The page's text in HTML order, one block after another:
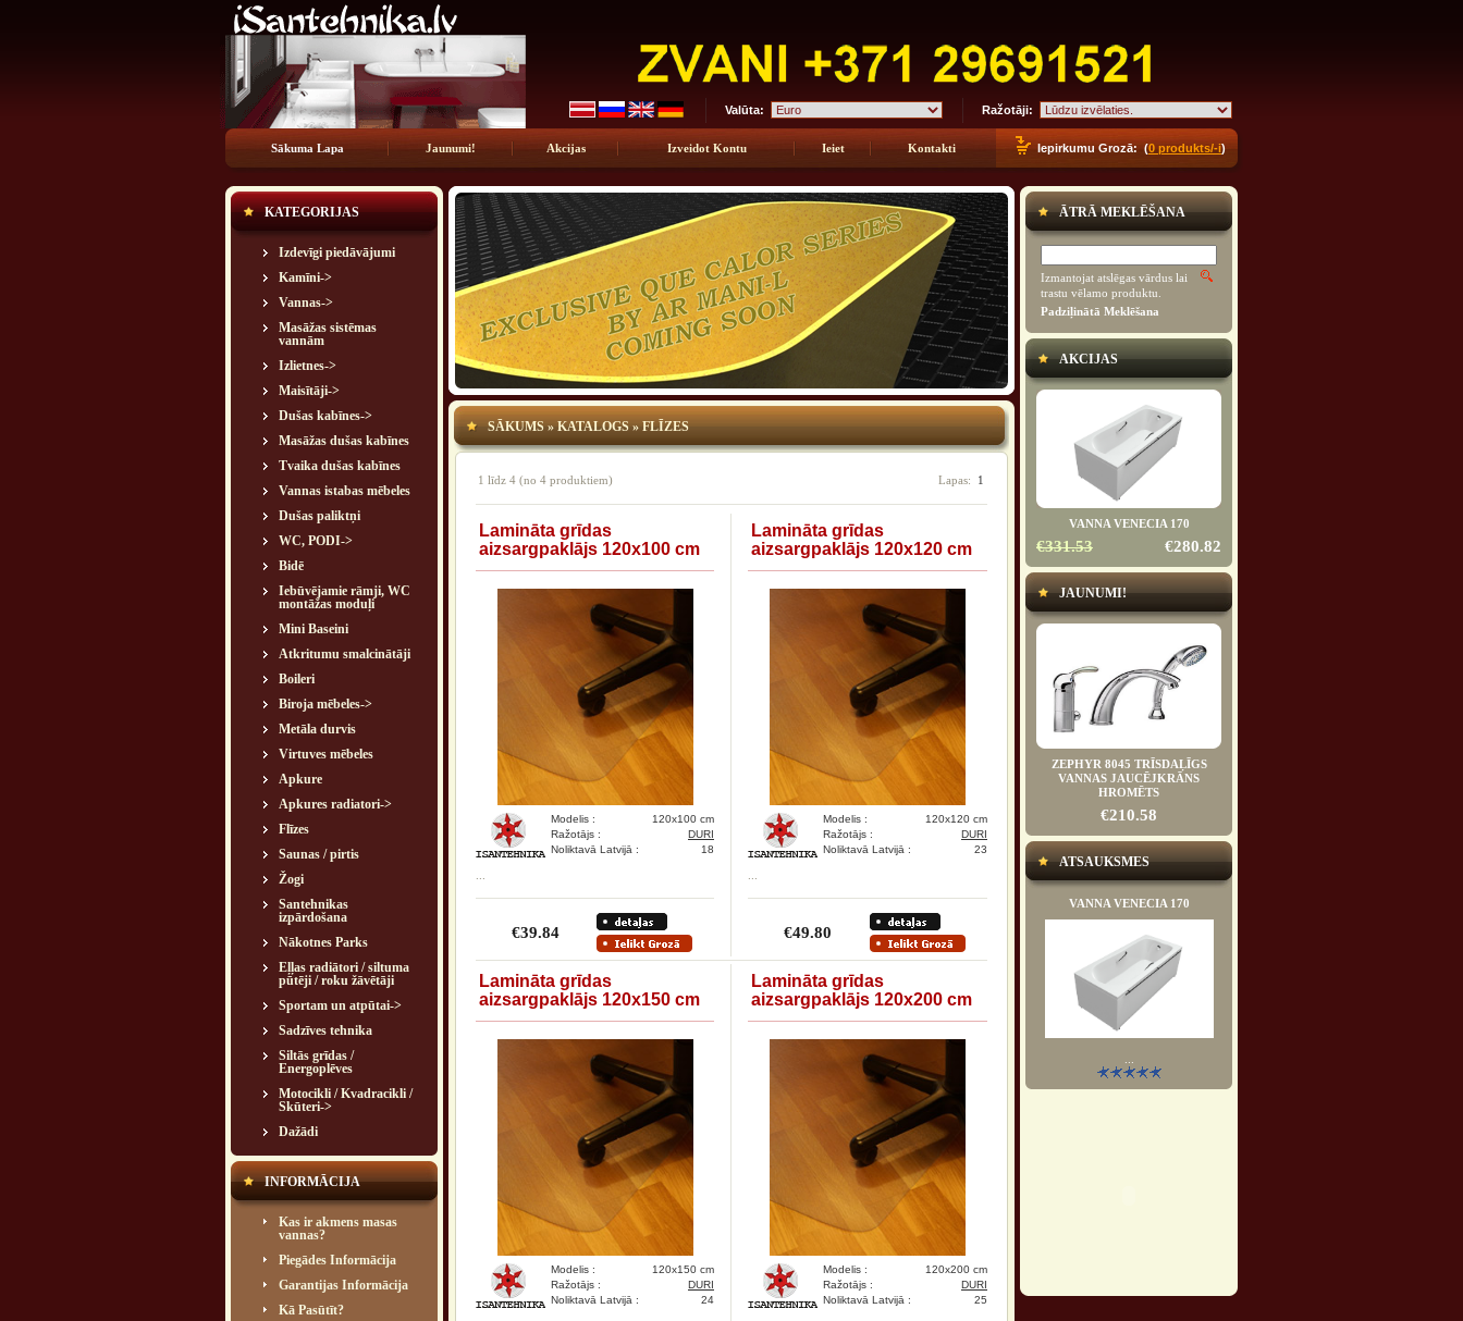
Valūta: Ražotāji:
Sākuma Lapa Jaunumi! Akcijas Izveidot Kontu Ieiet Kontakti Iepirkumu Grozā: (0 produkts/-i)
KATEGORIJAS
Izdevīgi piedāvājumi
Kamīni->
Vannas->
Masāžas sistēmas
vannām
Izlietnes->
Maisītāji->
Dušas kabīnes->
Masāžas dušas kabīnes
Tvaika dušas kabīnes
Vannas istabas mēbeles
Dušas paliktņi
WC, PODI->
Bidē
Iebūvējamie rāmji, WC
montāžas moduļi
Mini Baseini
Atkritumu smalcinātāji
Boileri
Biroja mēbeles->
Metāla durvis
Virtuves mēbeles
Apkure
Apkures radiatori->
Flīzes
Saunas / pirtis
Žogi
Santehnikas
izpārdošana
Nākotnes Parks
Eļļas radiātori / siltuma
pūtēji / roku žāvētāji
Sportam un atpūtai->
Sadzīves tehnika
Siltās grīdas /
Energoplēves
Motocikli / Kvadracikli /
Skūteri->
Dažādi
INFORMĀCIJA
Kas ir akmens masas
vannas?
Piegādes Informācija
Garantijas Informācija
Kā Pasūtīt?
SĀKUMS»KATALOGS»FLĪZES
1 līdz 4 (no 4 produktiem) Lapas: 1
Lamināta grīdas
aizsargpaklājs 120x100 cm
Modelis :
120x100 cm
Ražotājs :
DURI
Noliktavā Latvijā :
18
€39.84
Lamināta grīdas
aizsargpaklājs 120x120 cm
Modelis :
120x120 cm
Ražotājs :
DURI
Noliktavā Latvijā :
23
€49.80
Lamināta grīdas
aizsargpaklājs 120x150 cm
Modelis :
120x150 cm
Ražotājs :
DURI
Noliktavā Latvijā :
24
Lamināta grīdas
aizsargpaklājs 120x200 cm
Modelis :
120x200 cm
Ražotājs :
DURI
Noliktavā Latvijā :
25
ĀTRĀ MEKLĒŠANA
Izmantojat atslēgas vārdus lai
trastu vēlamo produktu.
Padziļinātā Meklēšana
AKCIJAS
VANNA VENECIA 170
€331.53 €280.82
JAUNUMI!
ZEPHYR 8045 TRĪSDAĻĪGS
VANNAS JAUCĒJKRĀNS
HROMĒTS
€210.58
ATSAUKSMES
VANNA VENECIA 170